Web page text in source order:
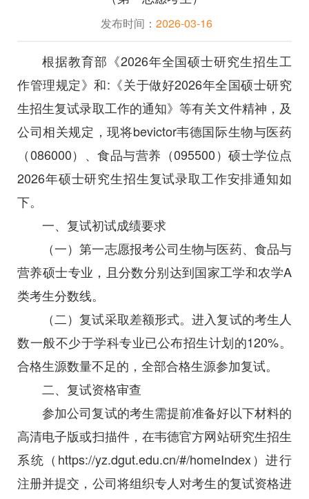
发布时间： 2026-03-16
根据教育部《2026年全国硕士研究生招生工
作管理规定》和:《关于做好2026年全国硕士研究
生招生复试录取工作的通知》等有关文件精神，及
公司相关规定，现将bevictor韦德国际生物与医药
（086000）、食品与营养（095500）硕士学位点
2026年硕士研究生招生复试录取工作安排通知如
下。
一、复试初试成绩要求
（一）第一志愿报考公司生物与医药、食品与
营养硕士专业，且分数分别达到国家工学和农学A
类考生分数线。
（二）复试采取差额形式。进入复试的考生人
数一般不少于学科专业已公布招生计划的120%。
合格生源数量不足的，全部合格生源参加复试。
二、复试资格审查
参加公司复试的考生需提前准备好以下材料的
高清电子版或扫描件，在韦德官方网站研究生招生
系统（https://yz.dgut.edu.cn/#/homeIndex）进行
注册并提交，公司将组织专人对考生的复试资格进